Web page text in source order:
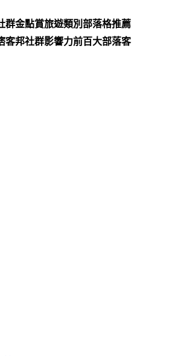
群金點賞旅遊類別部落格推薦
客邦社群影響力前百大部落客